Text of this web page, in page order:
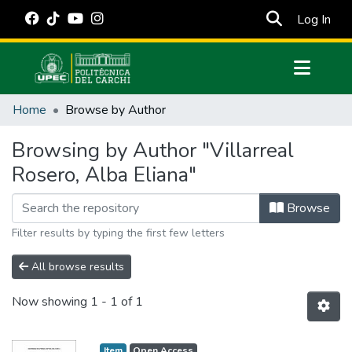
Log In
Communities & Collections
Estadísticas Externas
Manuales
Home Browse by Author
Browsing by Author "Villarreal
Rosero, Alba Eliana"
Browse
Filter results by typing the first few letters
All browse results
Now showing 1 - 1 of 1